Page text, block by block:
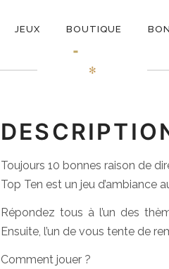
JEUX BOUTIQUE
Top Ten
✻
Toujours 10 bonnes raison de
Top Ten est un jeu d’ambiance
Répondez tous à l’un des
Ensuite, l’un de vous tente de
Comment jouer ?